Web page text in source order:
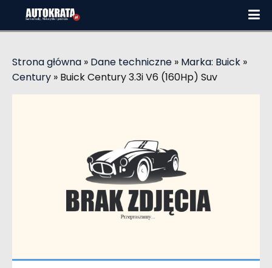
Strona główna » Dane techniczne » Marka: Buick »
Century » Buick Century 3.3i V6 (160Hp) Suv